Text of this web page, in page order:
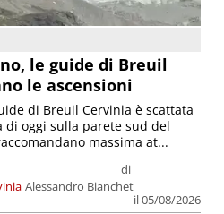
le guide di Breuil
le ascensioni
di
Alessandro Bianchet
il 05/08/2026
di Breuil Cervinia è scattata
di oggi sulla parete sud del
massima at...